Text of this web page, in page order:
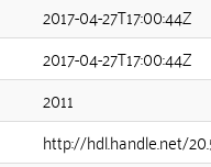
2017-04-27T17:00:44Z
2017-04-27T17:00:44Z
2011
http://hdl.handle.net/